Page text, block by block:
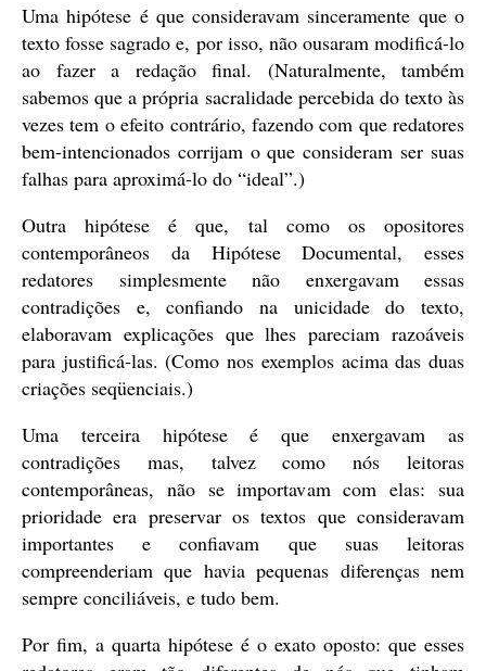
Uma hipótese é que consideravam sinceramente que o
texto fosse sagrado e, por isso, não ousaram modificá-lo
ao fazer a redação final. (Naturalmente, também
sabemos que a própria sacralidade percebida do texto às
vezes tem o efeito contrário, fazendo com que redatores
bem-intencionados corrijam o que consideram ser suas
falhas para aproximá-lo do “ideal”.)
Outra hipótese é que, tal como os opositores
contemporâneos da Hipótese Documental, esses
redatores simplesmente não enxergavam essas
contradições e, confiando na unicidade do texto,
elaboravam explicações que lhes pareciam razoáveis
para justificá-las. (Como nos exemplos acima das duas
criações seqüenciais.)
Uma terceira hipótese é que enxergavam as
contradições mas, talvez como nós leitoras
contemporâneas, não se importavam com elas: sua
prioridade era preservar os textos que consideravam
importantes e confiavam que suas leitoras
compreenderiam que havia pequenas diferenças nem
sempre conciliáveis, e tudo bem.
Por fim, a quarta hipótese é o exato oposto: que esses